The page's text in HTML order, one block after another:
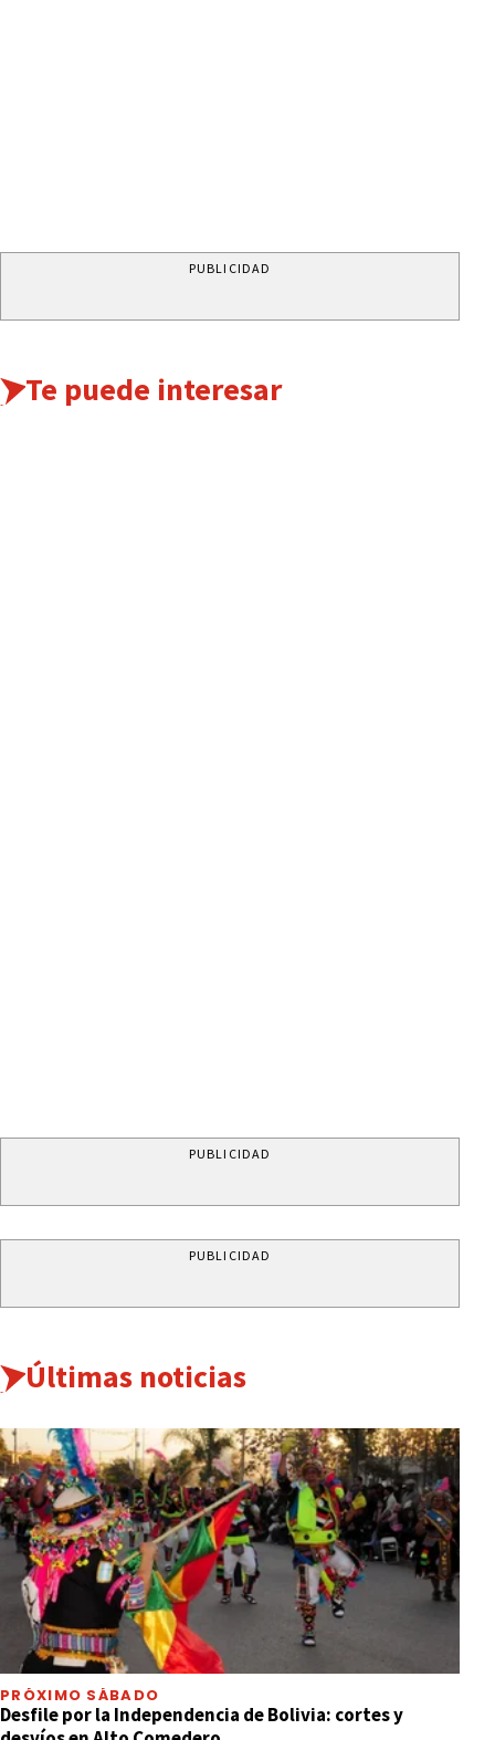
PUBLICIDAD
Te puede interesar
PUBLICIDAD
PUBLICIDAD
Últimas noticias
PRÓXIMO SÁBADO
Desfile por la Independencia de Bolivia: cortes y